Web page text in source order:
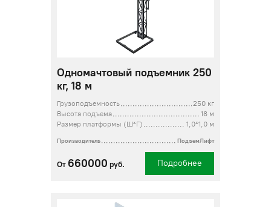
Одномачтовый подъемник 250
кг, 18 м
Грузоподъемность
250 кг
Высота подъема
18 м
Размер платформы (Ш*Г)
1,0*1,0 м
Производитель ПодъемЛифт
От 660000 руб. Подробнее